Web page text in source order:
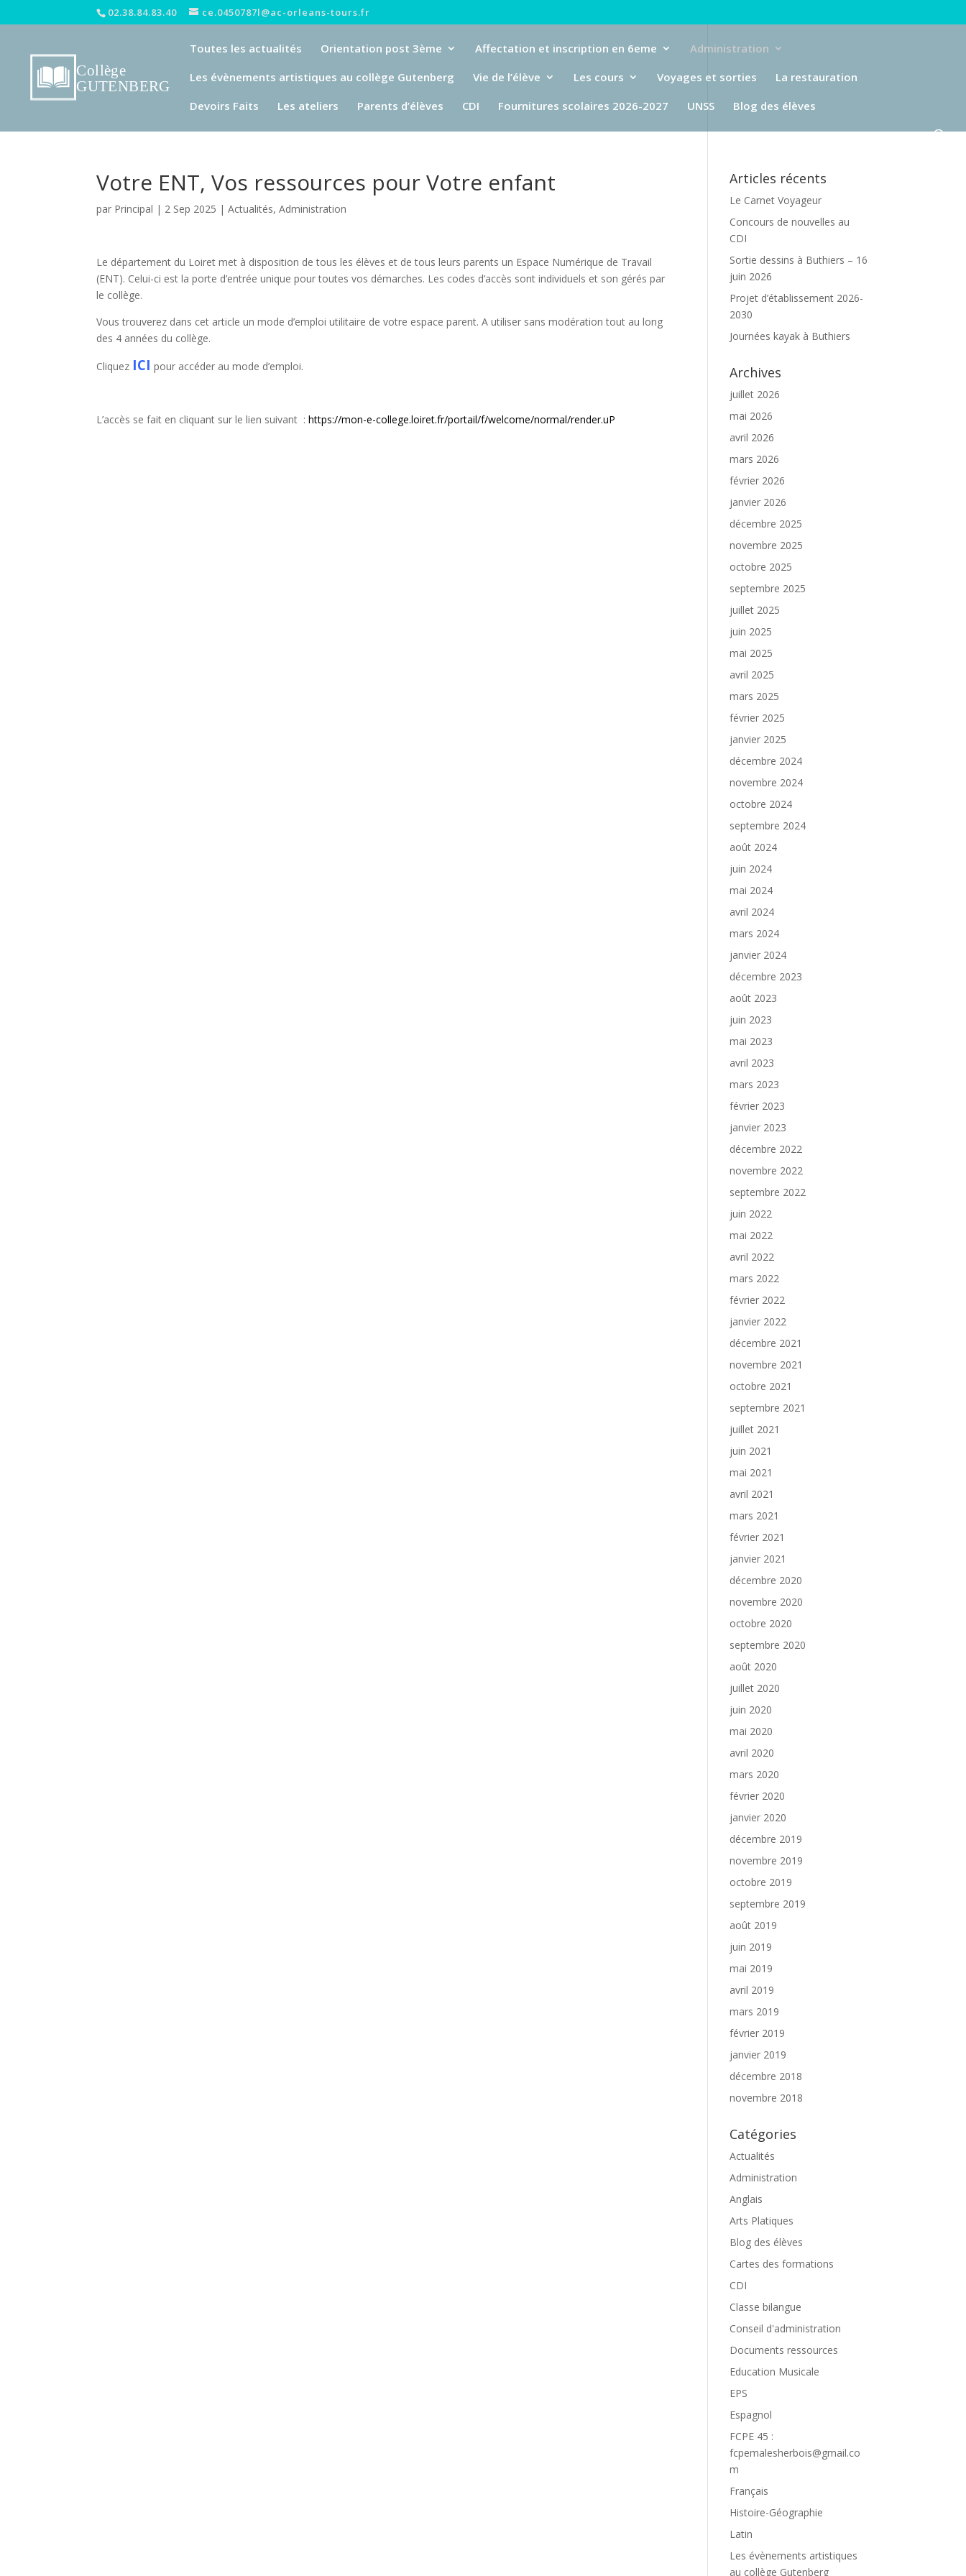
02.38.84.83.40 ce.0450787l@ac-orleans-tours.fr
Toutes les actualités Orientation post 3ème Affectation et inscription en 6eme
Administration
Les évènements artistiques au collège Gutenberg
Vie de l’élève Les cours Voyages et sorties
La restauration
Devoirs Faits
Les ateliers Parents d’élèves CDI Fournitures scolaires 2026-2027 UNSS Blog des élèves
Votre ENT, Vos ressources pour Votre enfant
par Principal | 2 Sep 2025 |Actualités,Administration
Le département du Loiret met à disposition de tous les élèves et de tous leurs parents un Espace Numérique de Travail
(ENT). Celui-ci est la porte d’entrée unique pour toutes vos démarches. Les codes d’accès sont individuels et son gérés par
le collège.
Vous trouverez dans cet article un mode d’emploi utilitaire de votre espace parent. A utiliser sans modération tout au long
des 4 années du collège.
Cliquez ICI pour accéder au mode d’emploi.
L’accès se fait en cliquant sur le lien suivant :https://mon-e-college.loiret.fr/portail/f/welcome/normal/render.uP
Articles récents
Le Carnet Voyageur
Concours de nouvelles au
CDI
Sortie dessins à Buthiers – 16
juin 2026
Projet d’établissement 2026-
2030
Journées kayak à Buthiers
Archives
juillet 2026
mai 2026
avril 2026
mars 2026
février 2026
janvier 2026
décembre 2025
novembre 2025
octobre 2025
septembre 2025
juillet 2025
juin 2025
mai 2025
avril 2025
mars 2025
février 2025
janvier 2025
décembre 2024
novembre 2024
octobre 2024
septembre 2024
août 2024
juin 2024
mai 2024
avril 2024
mars 2024
janvier 2024
décembre 2023
août 2023
juin 2023
mai 2023
avril 2023
mars 2023
février 2023
janvier 2023
décembre 2022
novembre 2022
septembre 2022
juin 2022
mai 2022
avril 2022
mars 2022
février 2022
janvier 2022
décembre 2021
novembre 2021
octobre 2021
septembre 2021
juillet 2021
juin 2021
mai 2021
avril 2021
mars 2021
février 2021
janvier 2021
décembre 2020
novembre 2020
octobre 2020
septembre 2020
août 2020
juillet 2020
juin 2020
mai 2020
avril 2020
mars 2020
février 2020
janvier 2020
décembre 2019
novembre 2019
octobre 2019
septembre 2019
août 2019
juin 2019
mai 2019
avril 2019
mars 2019
février 2019
janvier 2019
décembre 2018
novembre 2018
Catégories
Actualités
Administration
Anglais
Arts Platiques
Blog des élèves
Cartes des formations
CDI
Classe bilangue
Conseil d'administration
Documents ressources
Education Musicale
EPS
Espagnol
FCPE 45 :
fcpemalesherbois@gmail.co
m
Français
Histoire-Géographie
Latin
Les évènements artistiques
au collège Gutenberg